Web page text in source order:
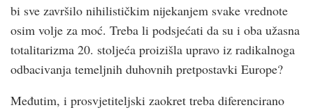
bi sve završilo nihilističkim nijekanjem svake vrednote
osim volje za moć. Treba li podsjećati da su i oba užasna
totalitarizma 20. stoljeća proizišla upravo iz radikalnoga
odbacivanja temeljnih duhovnih pretpostavki Europe?
Međutim, i prosvjetiteljski zaokret treba diferencirano